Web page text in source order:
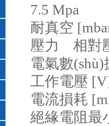
7.5 Mpa
耐真空
壓力 相對
電氣數
工作電壓
電流損耗
絕緣電阻